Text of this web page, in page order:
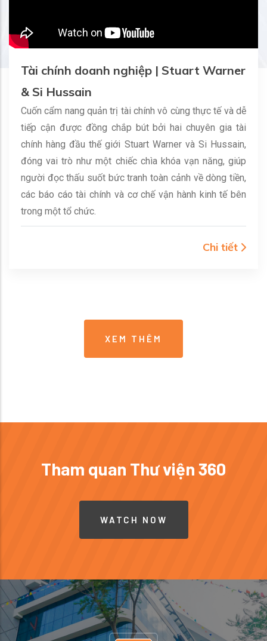
Tài chính doanh nghiệp | Stuart Warner
& Si Hussain
Cuốn cẩm nang quản trị tài chính vô cùng thực tế và dễ
tiếp cận được đồng chắp bút bởi hai chuyên gia tài
chính hàng đầu thế giới Stuart Warner và Si Hussain,
đóng vai trò như một chiếc chìa khóa vạn năng, giúp
người đọc thấu suốt bức tranh toàn cảnh về dòng tiền,
các báo cáo tài chính và cơ chế vận hành kinh tế bên
trong một tổ chức.
Chi tiết
XEM THÊM
Tham quan Thư viện 360
WATCH NOW